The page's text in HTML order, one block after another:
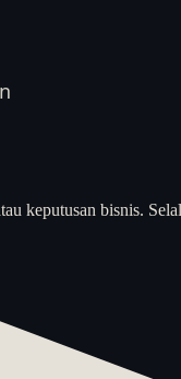
keputusan bisnis.